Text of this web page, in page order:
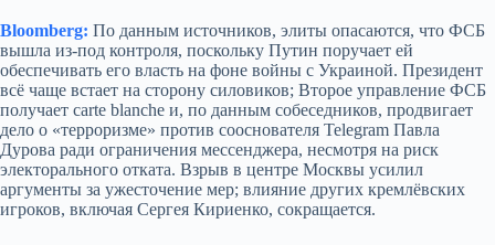
Bloomberg: По данным источников, элиты опасаются, что ФСБ
вышла из‑под контроля, поскольку Путин поручает ей
обеспечивать его власть на фоне войны с Украиной. Президент
всё чаще встает на сторону силовиков; Второе управление ФСБ
получает carte blanche и, по данным собеседников, продвигает
дело о «терроризме» против сооснователя Telegram Павла
Дурова ради ограничения мессенджера, несмотря на риск
электорального отката. Взрыв в центре Москвы усилил
аргументы за ужесточение мер; влияние других кремлёвских
игроков, включая Сергея Кириенко, сокращается.